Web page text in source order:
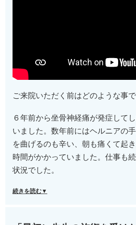
ご来院いただく前はどのような事
６年前から坐骨神経痛が発症して
いました。数年前にはヘルニアの
を曲げるのも辛い、朝も痛くて起
時間がかかっていました。仕事も
状況でした。
続きを読む▼